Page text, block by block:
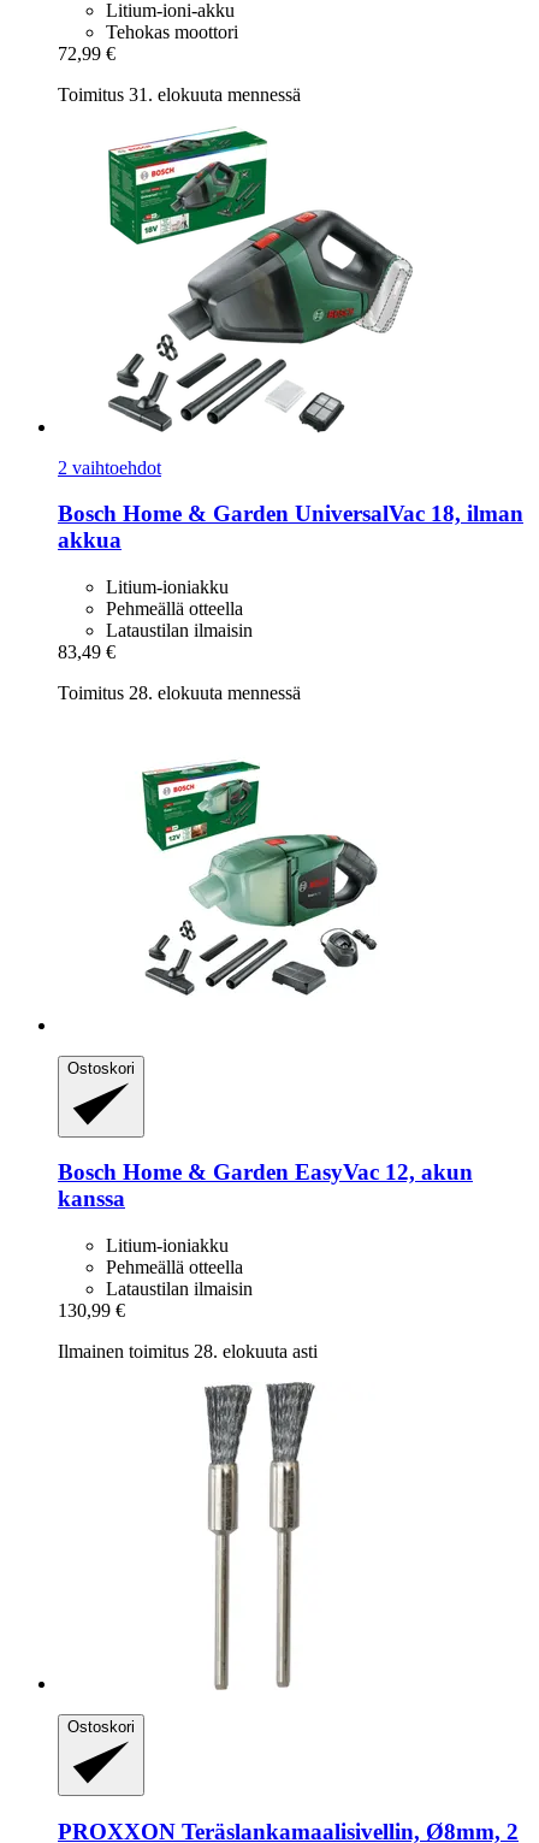
Litium-ioni-akku
Tehokas moottori
72,99 €
Toimitus 31. elokuuta mennessä
2 vaihtoehdot
Bosch Home & Garden UniversalVac 18, ilman
akkua
Litium-ioniakku
Pehmeällä otteella
Lataustilan ilmaisin
83,49 €
Toimitus 28. elokuuta mennessä
Ostoskori
Bosch Home & Garden EasyVac 12, akun
kanssa
Litium-ioniakku
Pehmeällä otteella
Lataustilan ilmaisin
130,99 €
Ilmainen toimitus 28. elokuuta asti
Ostoskori
PROXXON Teräslankamaalisivellin, Ø8mm, 2